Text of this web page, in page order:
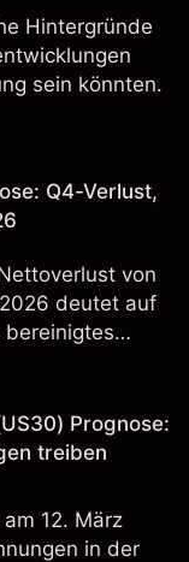
Hintergründe
sein könnten.
Q4-Verlust,
von
deutet auf
Ergebnisse.
Prognose:
treiben
12. März
in der